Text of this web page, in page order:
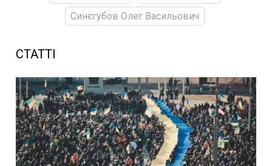
Синєгубов Олег Васильович
СТАТТІ